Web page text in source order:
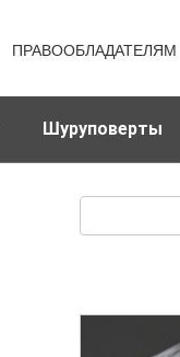
ПРАВООБЛАДАТЕЛЯМ
Шуруповерты